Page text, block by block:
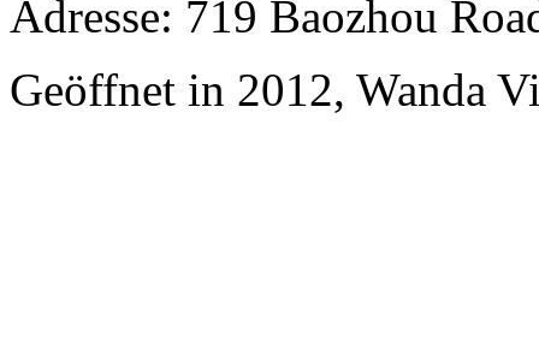
Adresse: 719 Baozhou
Geöffnet in 2012, Wanda